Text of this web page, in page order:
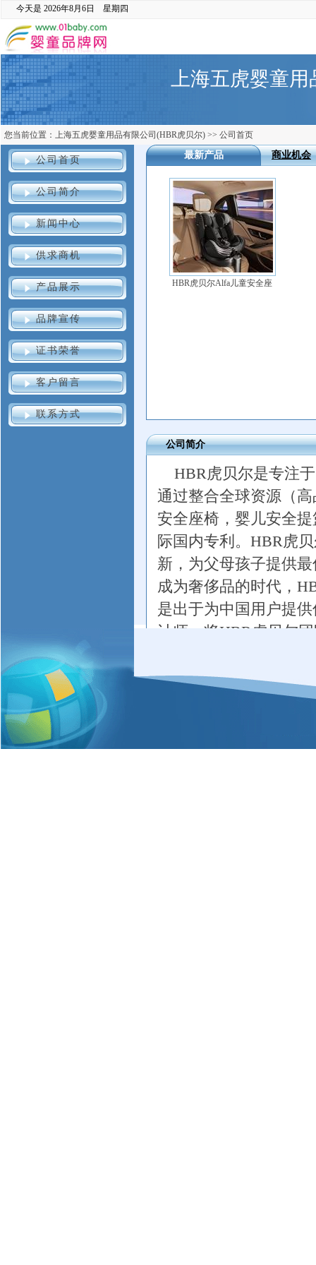
今天是 2026年8月6日 星期四
上海五虎婴童
您当前位置： 上海五虎婴童用品有限公司(HBR虎贝尔) >> 公司首页
公司首页
公司简介
新闻中心
供求商机
产品展示
品牌宣传
证书荣誉
客户留言
联系方式
商业机会
最新产品
HBR虎贝尔Alfa儿童安全座
公司简介
HBR虎贝尔是专注
通过整合全球资源（
安全座椅，婴儿安全
际国内专利。HBR虎
新，为父母孩子提供
成为奢侈品的时代，
是出于为中国用户提
计师，将HBR虎贝尔
景。